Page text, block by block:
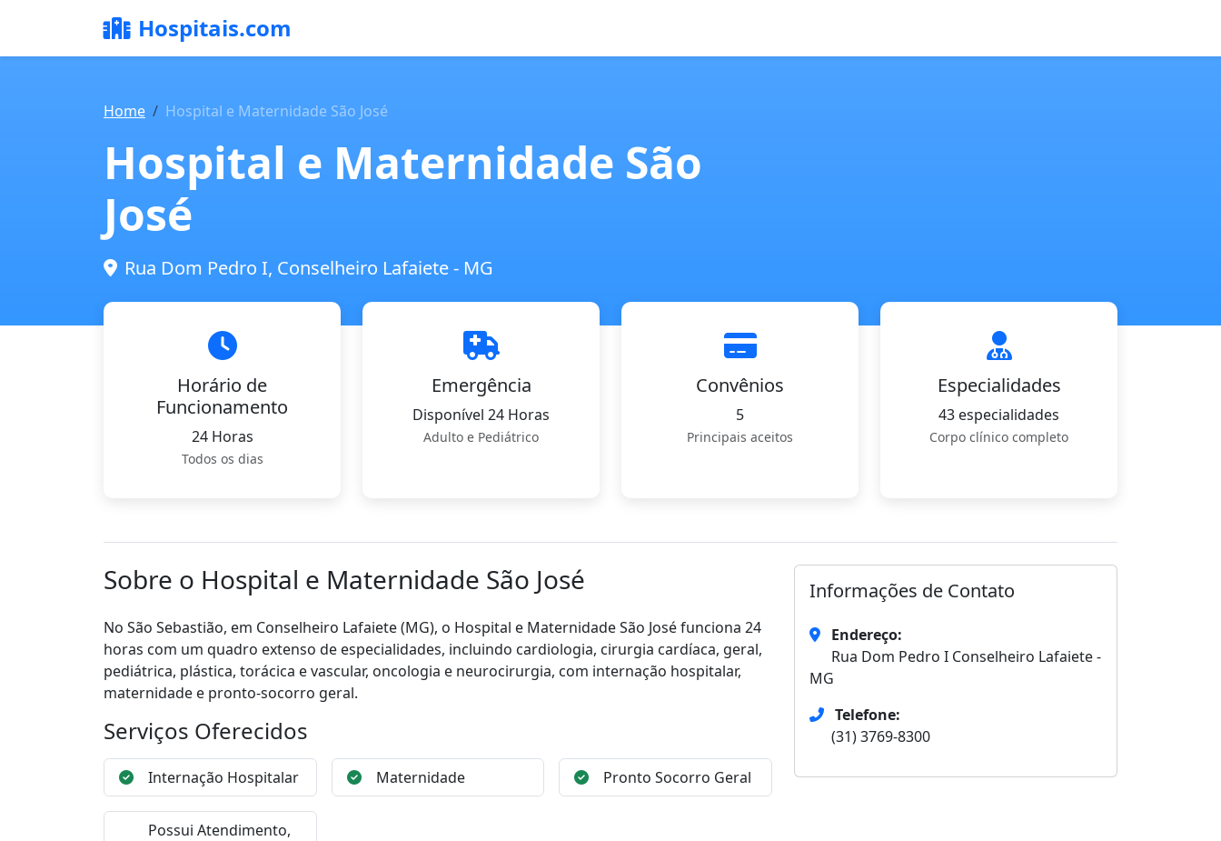
Hospitais.com
Home Hospital e Maternidade São José
Hospital e Maternidade São
José
Rua Dom Pedro I, Conselheiro Lafaiete - MG
Horário de
Funcionamento
24 Horas
Todos os dias
Emergência
Disponível 24 Horas
Adulto e Pediátrico
Convênios
5
Principais aceitos
Especialidades
43 especialidades
Corpo clínico completo
Sobre o Hospital e Maternidade São José
No São Sebastião, em Conselheiro Lafaiete (MG), o Hospital e Maternidade São José funciona 24
horas com um quadro extenso de especialidades, incluindo cardiologia, cirurgia cardíaca, geral,
pediátrica, plástica, torácica e vascular, oncologia e neurocirurgia, com internação hospitalar,
maternidade e pronto-socorro geral.
Serviços Oferecidos
Internação Hospitalar Maternidade Pronto Socorro Geral
Possui Atendimento,
Informações de Contato
Endereço:
Rua Dom Pedro I Conselheiro Lafaiete -
MG
Telefone:
(31) 3769-8300